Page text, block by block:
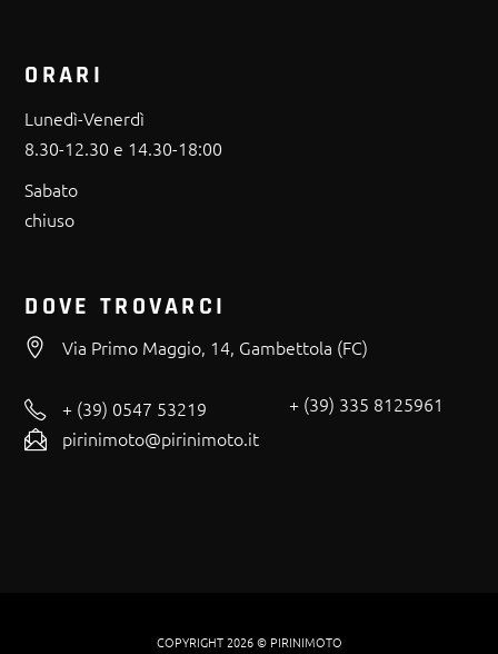
ORARI
Lunedì-Venerdì
8.30-12.30 e 14.30-18:00
Sabato
chiuso
DOVE TROVARCI
Via Primo Maggio, 14, Gambettola (FC)
+ (39) 0547 53219
+ (39) 335 8125961
pirinimoto@pirinimoto.it
COPYRIGHT 2026 © PIRINIMOTO